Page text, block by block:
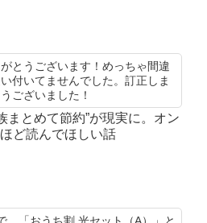
とうございます！めっちゃ間違
付いてませんでした。訂正しま
ございました！
まとめて節約”が現実に。オン
ど読んでほしい話